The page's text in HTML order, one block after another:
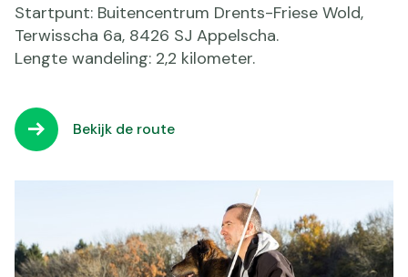
Startpunt: Buitencentrum Drents-Friese Wold,
Terwisscha 6a, 8426 SJ Appelscha.
Lengte wandeling: 2,2 kilometer.
Bekijk de route